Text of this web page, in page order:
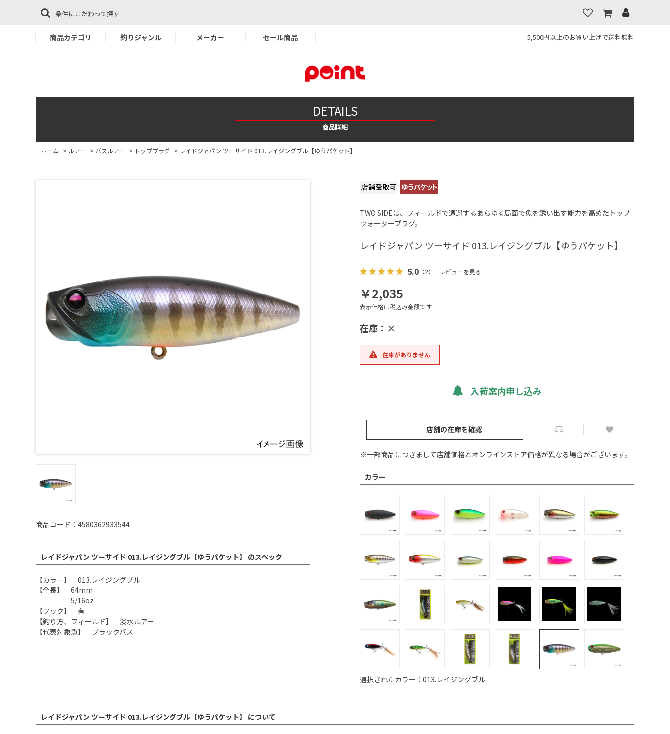
条件にこだわって探す
商品カテゴリ 釣りジャンル メーカー セール商品 5,500円以上のお買い上げで送料無料
DETAILS
商品詳細
ホーム > ルアー > バスルアー > トッププラグ > レイドジャパン ツーサイド 013.レイジングブル【ゆうパケット】
商品コード：4580362933544
レイドジャパン ツーサイド 013.レイジングブル【ゆうパケット】 のスペック
【カラー】 013.レイジングブル
【全長】 64mm
5/16oz
【フック】 有
【釣り方、フィールド】 淡水ルアー
【代表対象魚】 ブラックバス
TWO SIDEは、フィールドで遭遇するあらゆる局面で魚を誘い出す能力を高めたトップ
ウォータープラグ。
レイドジャパン ツーサイド 013.レイジングブル【ゆうパケット】
5.0 （2） レビューを見る
￥2,035
表示価格は税込み金額です
在庫：×
在庫がありません
入荷案内申し込み
店舗の在庫を確認
※一部商品につきまして店舗価格とオンラインストア価格が異なる場合がございます。
カラー
選択されたカラー：013.レイジングブル
レイドジャパン ツーサイド 013.レイジングブル【ゆうパケット】 について